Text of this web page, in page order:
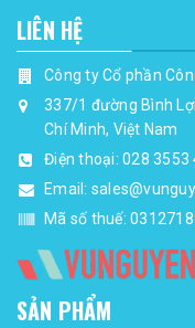
LIÊN HỆ
Công ty Cổ phần
337/1 đường Bình
Chí Minh, Việt Nam
Điện thoại: 028 3553
Email:
Mã số thuế:
SẢN PHẨM